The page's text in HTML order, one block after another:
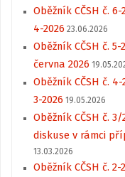
Oběžník CČSH č.
4-2026 23.06.2026
Oběžník CČSH č.
června 2026
Oběžník CČSH č.
3-2026 19.05.2026
Oběžník CČSH č.
diskuse v rámci
13.03.2026
Oběžník CČSH č.